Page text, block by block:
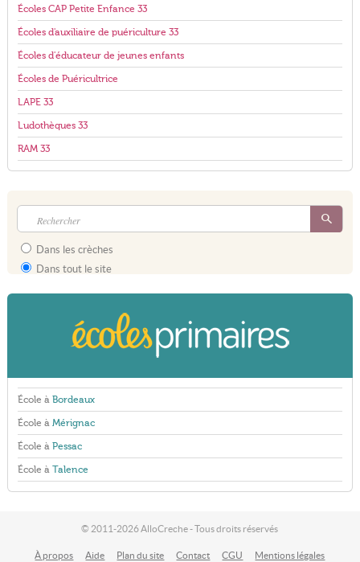
Écoles CAP Petite Enfance 33
Écoles d'auxiliaire de puériculture 33
Écoles d'éducateur de jeunes enfants
Écoles de Puéricultrice
LAPE 33
Ludothèques 33
RAM 33
Dans les crèches
Dans tout le site
École à Bordeaux
École à Mérignac
École à Pessac
École à Talence
© 2011-2026 AlloCreche - Tous droits réservés
À propos Aide Plan du site Contact CGU Mentions légales